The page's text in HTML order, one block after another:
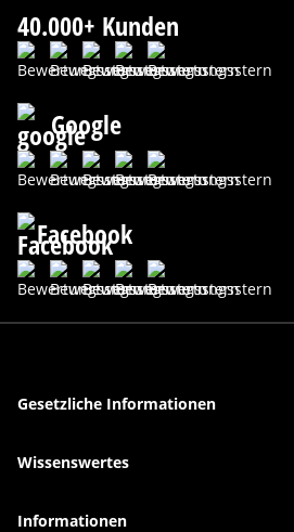
40.000+ Kunden
Google
Facebook
Gesetzliche Informationen
Wissenswertes
Informationen